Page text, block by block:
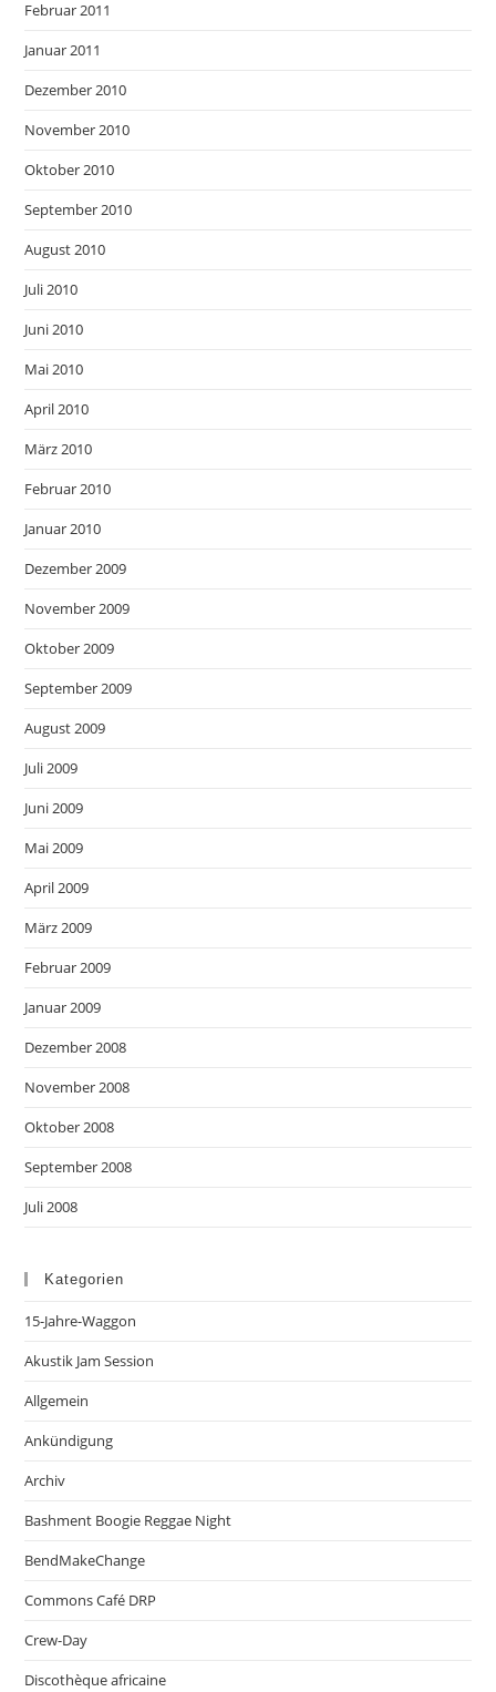
Februar 2011
Januar 2011
Dezember 2010
November 2010
Oktober 2010
September 2010
August 2010
Juli 2010
Juni 2010
Mai 2010
April 2010
März 2010
Februar 2010
Januar 2010
Dezember 2009
November 2009
Oktober 2009
September 2009
August 2009
Juli 2009
Juni 2009
Mai 2009
April 2009
März 2009
Februar 2009
Januar 2009
Dezember 2008
November 2008
Oktober 2008
September 2008
Juli 2008
Kategorien
15-Jahre-Waggon
Akustik Jam Session
Allgemein
Ankündigung
Archiv
Bashment Boogie Reggae Night
BendMakeChange
Commons Café DRP
Crew-Day
Discothèque africaine